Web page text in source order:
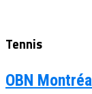
Tennis
OBN